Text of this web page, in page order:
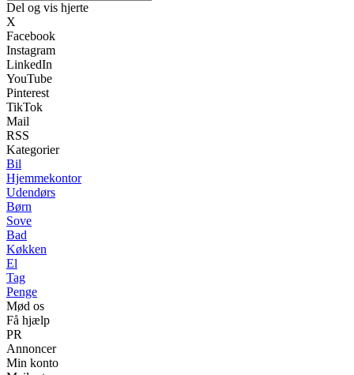
Del og vis hjerte
X
Facebook
Instagram
LinkedIn
YouTube
Pinterest
TikTok
Mail
RSS
Kategorier
Bil
Hjemmekontor
Udendørs
Børn
Sove
Bad
Køkken
El
Tag
Penge
Mød os
Få hjælp
PR
Annoncer
Min konto